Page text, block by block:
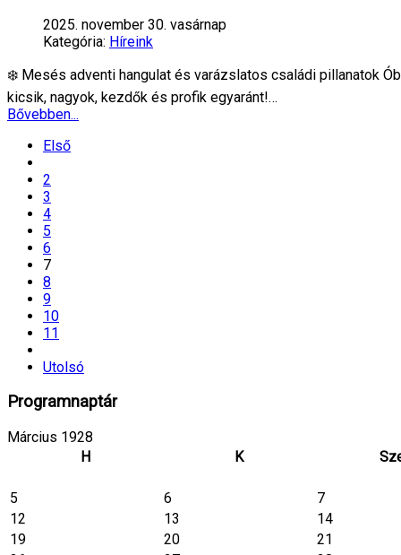
2025. november 30. vasárnap
Kategória: Híreink
❄️ Mesés adventi hangulat és varázslatos családi pillanatok
kicsik, nagyok, kezdők és profik egyaránt!…
Bővebben...
Első
2
3
4
5
6
7
8
9
10
11
Utolsó
Programnaptár
Március 1928
H
K
5 6
7
12
13
14
19
20
21